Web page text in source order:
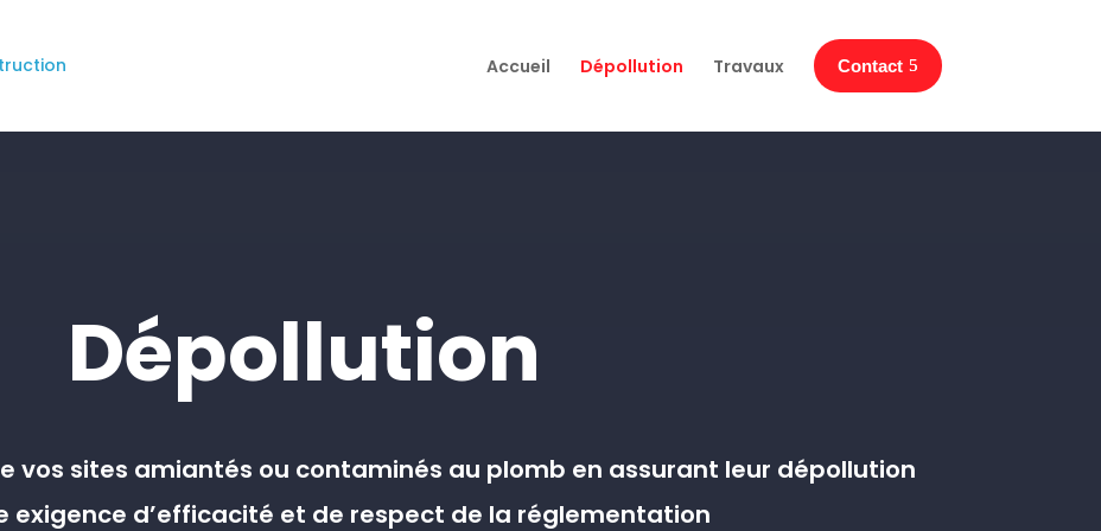
Accueil Dépollution Travaux Contact
Dépollution
vos sites amiantés ou contaminés au plomb en assurant leur dépollution
exigence d’efficacité et de respect de la réglementation